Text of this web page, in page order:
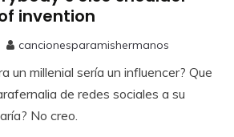
invention
cancionesparamishermanos
un millenial sería un influencer? Que
de redes sociales a su
No creo.